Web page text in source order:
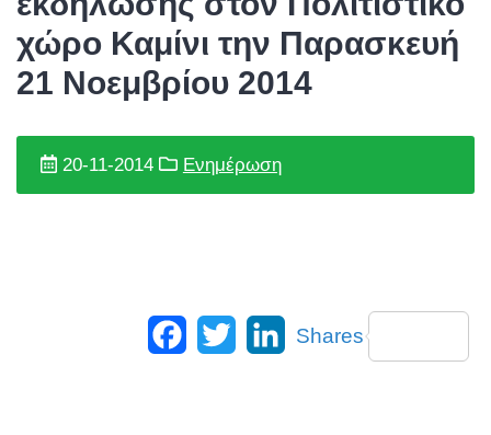
χώρο Καμίνι την Παρασκευή
21 Νοεμβρίου 2014
20-11-2014 Ενημέρωση
Facebook
Twitter LinkedIn
Shares